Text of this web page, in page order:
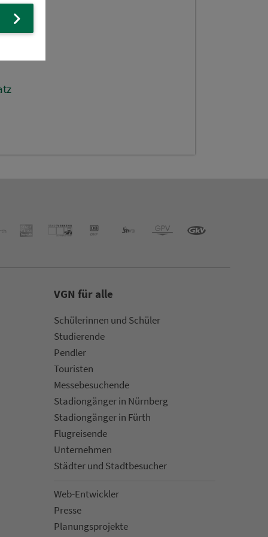
VGN für alle
Schülerinnen und Schüler
Stu­die­rende
Pendler
Touristen
Mes­se­be­suchende
Sta­di­on­gän­ger in Nürn­berg
Sta­di­on­gän­ger in Fürth
Flug­rei­sen­de
Un­ter­neh­men
Städter und Stadt­be­su­cher
Web-Entwickler
Presse
Pla­nungs­pro­jekte